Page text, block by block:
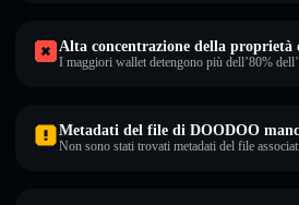
Alta concentrazione della proprietà
I maggiori wallet detengono più dell’80%
Metadati del file di DOODOO
Non sono stati trovati metadati del file